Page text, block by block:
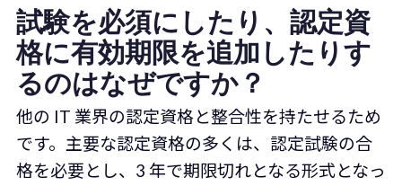
試験を必須にしたり、認定資
格に有効期限を追加したりす
るのはなぜですか？
他の IT 業界の認定資格と整合性を持たせるため
です。主要な認定資格の多くは、認定試験の合
格を必要とし、3 年で期限切れとなる形式となっ